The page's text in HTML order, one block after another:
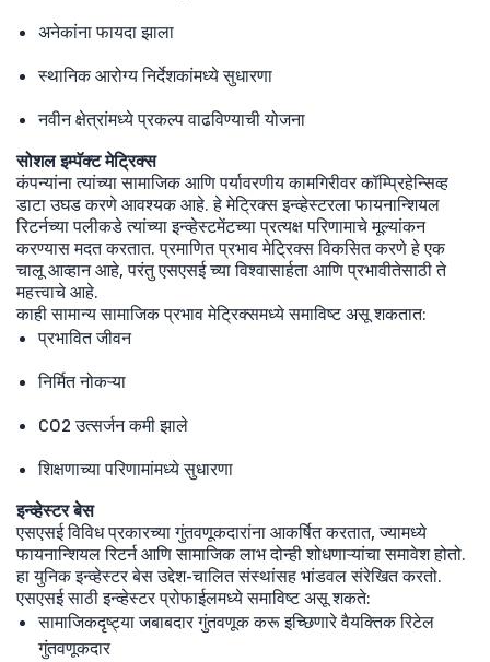
अनेकांना फायदा झाला
स्थानिक आरोग्य निर्देशकांमध्ये सुधारणा
नवीन क्षेत्रांमध्ये प्रकल्प वाढविण्याची योजना
सोशल इम्पॅक्ट मेट्रिक्स
कंपन्यांना त्यांच्या सामाजिक आणि पर्यावरणीय कामगिरीवर कॉम्प्रिहेन्सिव्ह
डाटा उघड करणे आवश्यक आहे. हे मेट्रिक्स इन्व्हेस्टरला फायनान्शियल
रिटर्नच्या पलीकडे त्यांच्या इन्व्हेस्टमेंटच्या प्रत्यक्ष परिणामाचे मूल्यांकन
करण्यास मदत करतात. प्रमाणित प्रभाव मेट्रिक्स विकसित करणे हे एक
चालू आव्हान आहे, परंतु एसएसई च्या विश्वासार्हता आणि प्रभावीतेसाठी ते
महत्त्वाचे आहे.
काही सामान्य सामाजिक प्रभाव मेट्रिक्समध्ये समाविष्ट असू शकतात:
प्रभावित जीवन
निर्मित नोकऱ्या
CO2 उत्सर्जन कमी झाले
शिक्षणाच्या परिणामांमध्ये सुधारणा
इन्व्हेस्टर बेस
एसएसई विविध प्रकारच्या गुंतवणूकदारांना आकर्षित करतात, ज्यामध्ये
फायनान्शियल रिटर्न आणि सामाजिक लाभ दोन्ही शोधणाऱ्यांचा समावेश होतो.
हा युनिक इन्व्हेस्टर बेस उद्देश-चालित संस्थांसह भांडवल संरेखित करतो.
एसएसई साठी इन्व्हेस्टर प्रोफाईलमध्ये समाविष्ट असू शकते:
सामाजिकदृष्ट्या जबाबदार गुंतवणूक करू इच्छिणारे वैयक्तिक रिटेल
गुंतवणूकदार